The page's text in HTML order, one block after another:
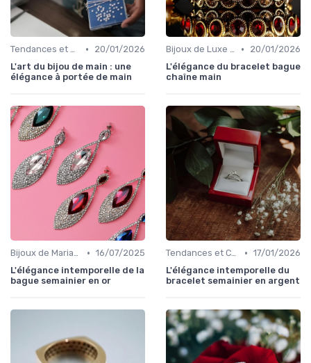
Tendances et Conseils de Style •
20/01/2026
L'art du bijou de main : une
élégance à portée de main
Bijoux de Luxe pour Femmes •
20/01/2026
L'élégance du bracelet bague
chaîne main
Bijoux de Mariage et de Fiançailles • 16/07/2025
L'élégance intemporelle de la
bague semainier en or
Tendances et Conseils de Style • 17/01/2026
L'élégance intemporelle du
bracelet semainier en argent